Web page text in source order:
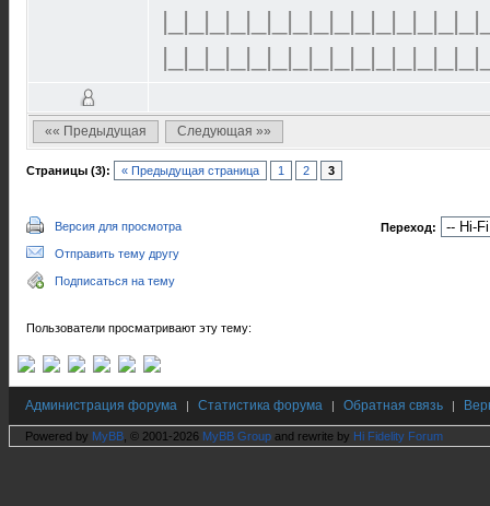
«« Предыдущая Следующая »»
Страницы (3): « Предыдущая страница 1 2 3
Версия для просмотра
Отправить тему другу
Подписаться на тему
Переход:
Пользователи просматривают эту тему:
Администрация форума | Статистика форума | Обратная связь |
Powered by MyBB , © 2001-2026 MyBB Group and rewrite by Hi Fidelity Forum